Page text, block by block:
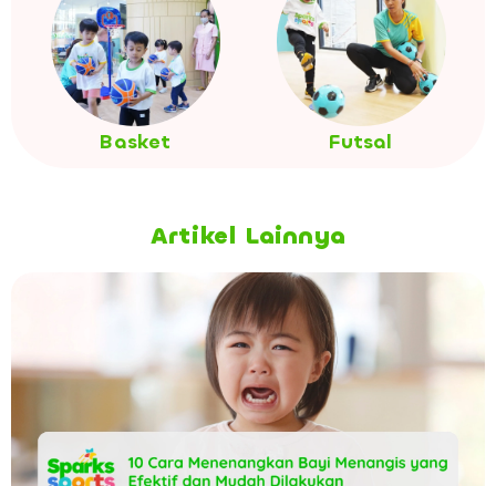
Basket Futsal
Artikel Lainnya